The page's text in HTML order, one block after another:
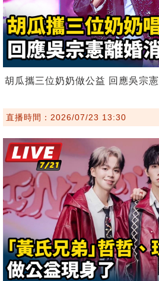
胡瓜攜三位奶奶做公益 回應吳宗
直播時間：2026/07/23 13:30